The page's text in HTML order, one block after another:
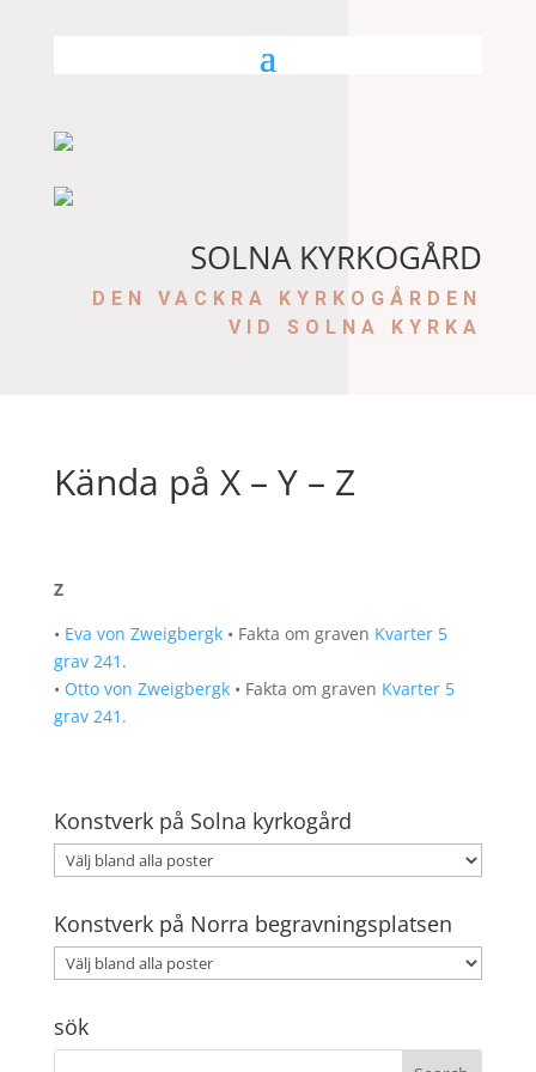
SOLNA KYRKOGÅRD
DEN VACKRA KYRKOGÅRDEN
VID SOLNA KYRKA
Kända på X – Y – Z
Z
• Eva von Zweigbergk • Fakta om graven Kvarter 5
grav 241 .
• Otto von Zweigbergk • Fakta om graven Kvarter 5
grav 241.
Konstverk på Solna kyrkogård
Konstverk på Norra begravningsplatsen
sök